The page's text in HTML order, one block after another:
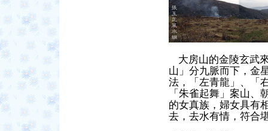
大房山的金陵玄武
山」分九脈而下，金
法，
「左青龍」、
「朱雀起舞」案山、
的女真族，婦女具有
去，去水有情，符合